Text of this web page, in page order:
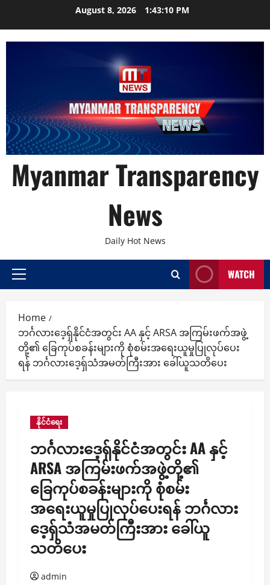
August 8, 2026 1:43:11 PM
Myanmar Transparency
News
Daily Hot News
Primary
WATCH
Home
ဘင်္ဂလားဒေ့ရှ်နိုင်ငံအတွင်း AA နှင့် ARSA အကြမ်းဖက်အဖွဲ့
တို့၏ ခြေကုပ်စခန်းများကို စုံစမ်းအရေးယူမှုပြုလုပ်ပေး
ရန် ဘင်္ဂလားဒေ့ရှ်သံအမတ်ကြီးအား ခေါ်ယူသတိပေး
နိုင်ငံရေး
ဘင်္ဂလားဒေ့ရှ်နိုင်ငံအတွင်း AA နှင့်
ARSA အကြမ်းဖက်အဖွဲ့တို့၏
ခြေကုပ်စခန်းများကို စုံစမ်း
အရေးယူမှုပြုလုပ်ပေးရန် ဘင်္ဂလား
ဒေ့ရှ်သံအမတ်ကြီးအား ခေါ်ယူ
သတိပေး
admin